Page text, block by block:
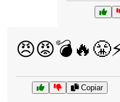
Copiar